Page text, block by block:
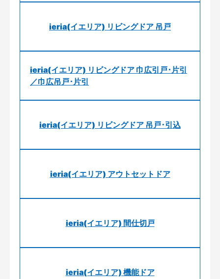
ieria(イエリア) リビングドア 吊戸
ieria(イエリア) リビングドア 巾広引戸･片引
／巾広吊戸･片引
ieria(イエリア) リビングドア 吊戸･引込
ieria(イエリア) アウトセットドア
ieria(イエリア) 間仕切戸
ieria(イエリア) 機能ドア